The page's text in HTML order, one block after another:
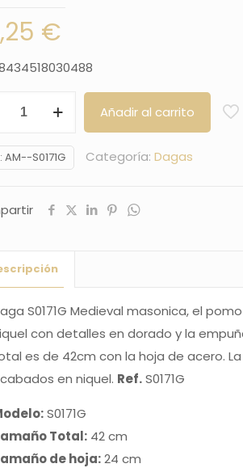
€
Añadir al carrito
AM--S0171G Categoría: Dagas
S0171G Medieval masonica, el
con detalles en dorado y la
es de 42cm con la hoja de acero.
en niquel. Ref.S0171G
S0171G
Total: 42 cm
de hoja:24 cm